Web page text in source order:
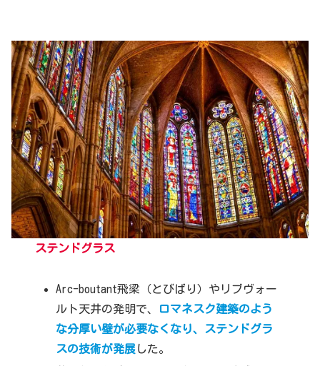
ステンドグラス
Arc-boutant飛梁（とびばり）やリブヴォー
ルト天井の発明で、 ロマネスク建築のよう
な分厚い壁が必要なくなり、ステンドグラ
スの技術が発展した。